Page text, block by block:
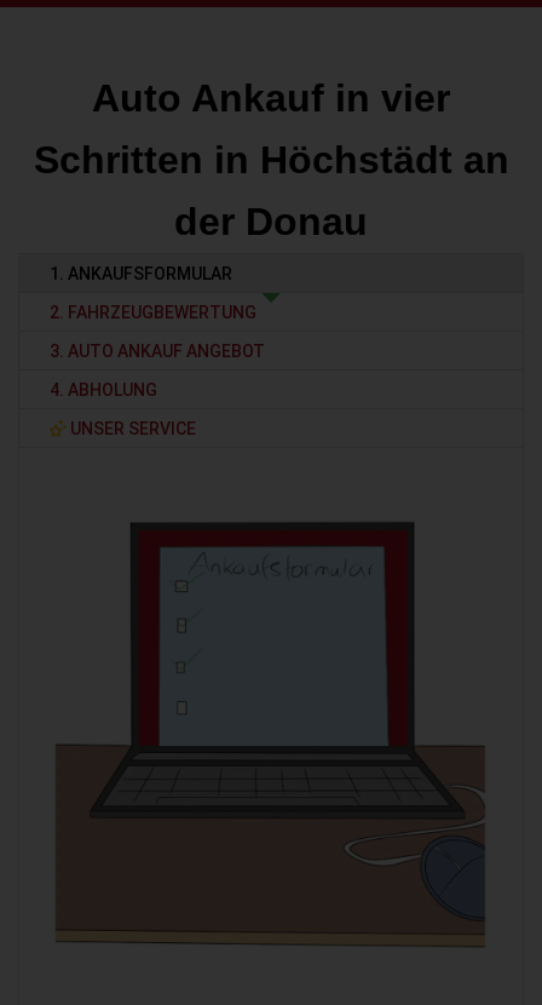
Auto Ankauf in vier
Schritten in Höchstädt an
der Donau
1. ANKAUFSFORMULAR
2. FAHRZEUGBEWERTUNG
3. AUTO ANKAUF ANGEBOT
4. ABHOLUNG
UNSER SERVICE